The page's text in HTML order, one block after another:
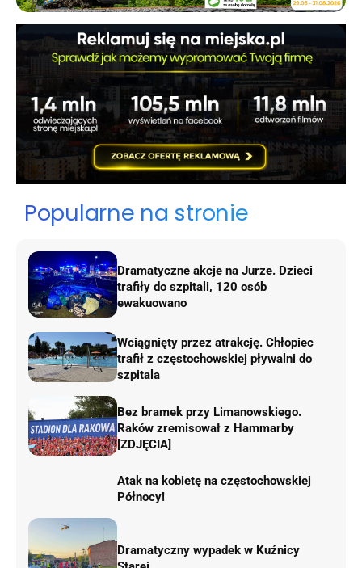
Popularne na stronie
Dramatyczne akcje na Jurze. Dzieci
trafiły do szpitali, 120 osób
ewakuowano
Wciągnięty przez atrakcję. Chłopiec
trafił z częstochowskiej pływalni do
szpitala
Bez bramek przy Limanowskiego.
Raków zremisował z Hammarby
[ZDJĘCIA]
Atak na kobietę na częstochowskiej
Północy!
Dramatyczny wypadek w Kuźnicy